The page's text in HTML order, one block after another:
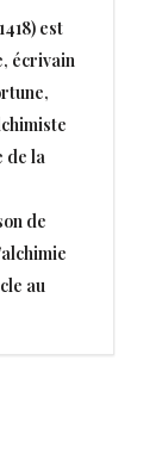
est
écrivain
de la
de
au